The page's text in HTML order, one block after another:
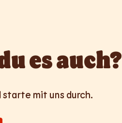
es auch?
starte mit uns durch.